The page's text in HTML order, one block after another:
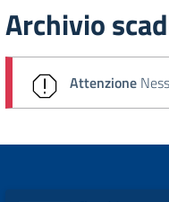
Archivio
Attenzione